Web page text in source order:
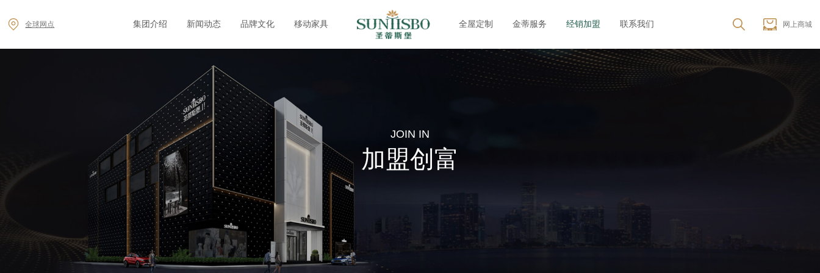
全球网点 集团介绍 新闻动态 品牌文化 移动家具 全屋定制 金蒂服务 经销加盟 联系我们 网上商城
JOIN IN
加盟创富